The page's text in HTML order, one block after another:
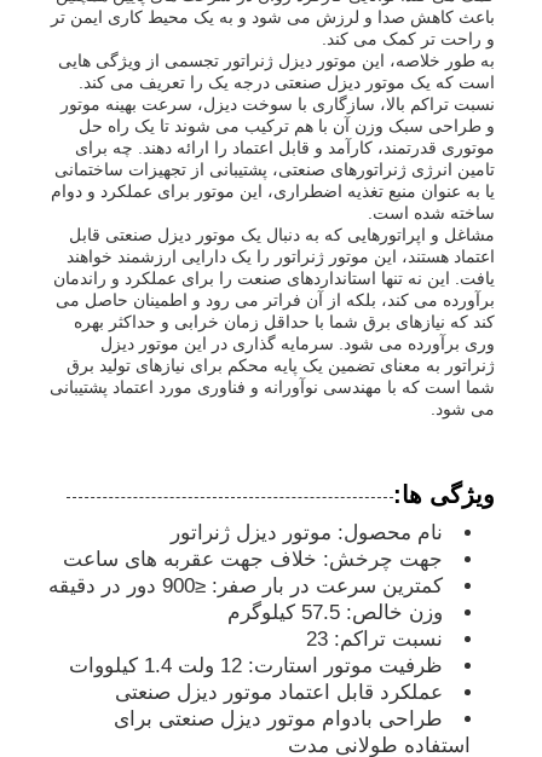
اخبار
همه موارد
درخواست نقل قول
مجموعه دیزل ژنراتور
مجموعه ژنراتور بنزین
مجموعه ژنراتور قابل حمل
مجموعه ژنراتور صنعتی
مجموعه ژنراتور دیجیتال
ژنراتور فریم باز
باعث کاهش صدا و لرزش می شود و به یک محیط کاری ایمن تر
و راحت تر کمک می کند.
به طور خلاصه، این موتور دیزل ژنراتور تجسمی از ویژگی هایی
است که یک موتور دیزل صنعتی درجه یک را تعریف می کند.
نسبت تراکم بالا، سازگاری با سوخت دیزل، سرعت بهینه موتور
و طراحی سبک وزن آن با هم ترکیب می شوند تا یک راه حل
موتوری قدرتمند، کارآمد و قابل اعتماد را ارائه دهند. چه برای
تامین انرژی ژنراتورهای صنعتی، پشتیبانی از تجهیزات ساختمانی
یا به عنوان منبع تغذیه اضطراری، این موتور برای عملکرد و دوام
ساخته شده است.
مشاغل و اپراتورهایی که به دنبال یک موتور دیزل صنعتی قابل
اعتماد هستند، این موتور ژنراتور را یک دارایی ارزشمند خواهند
یافت. این نه تنها استانداردهای صنعت را برای عملکرد و راندمان
برآورده می کند، بلکه از آن فراتر می رود و اطمینان حاصل می
کند که نیازهای برق شما با حداقل زمان خرابی و حداکثر بهره
وری برآورده می شود. سرمایه گذاری در این موتور دیزل
ژنراتور به معنای تضمین یک پایه محکم برای نیازهای تولید برق
شما است که با مهندسی نوآورانه و فناوری مورد اعتماد پشتیبانی
می شود.
ویژگی ها:
نام محصول: موتور دیزل ژنراتور
جهت چرخش: خلاف جهت عقربه های ساعت
کمترین سرعت در بار صفر: ≤900 دور در دقیقه
وزن خالص: 57.5 کیلوگرم
نسبت تراکم: 23
ظرفیت موتور استارت: 12 ولت 1.4 کیلووات
عملکرد قابل اعتماد موتور دیزل صنعتی
طراحی بادوام موتور دیزل صنعتی برای
استفاده طولانی مدت